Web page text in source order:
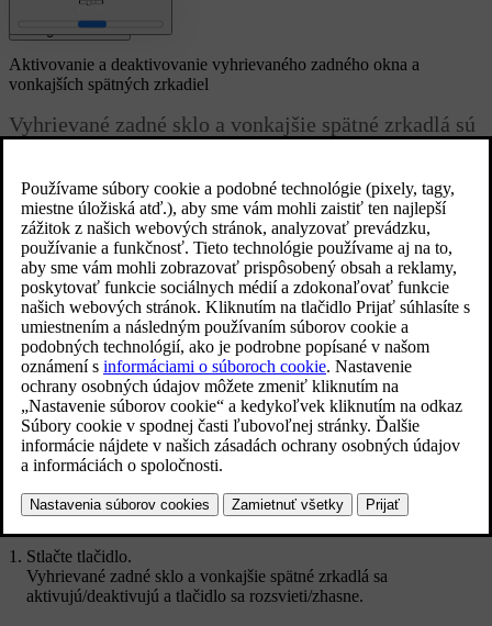
Zaregistrovať sa
Aktualizované 16. 03. 2023
Aktivovanie a deaktivovanie vyhrievaného zadného okna a
vonkajších spätných zrkadiel
Vyhrievané zadné sklo a vonkajšie spätné zrkadlá sú
Aktivovanie a deaktivovanie vyhrievaného zadného okna a
vonkajších spätných zrkadiel zo stredovej konzoly
Na stredovej konzole sa nachádza fyzické tlačidlo rýchleho prístupu
k vyhrievanému zadnému sklu a vonkajším spätným zrkadiel.
Fyzické tlačidlo v stredovej konzole.
Stlačte tlačidlo.
Vyhrievané zadné sklo a vonkajšie spätné zrkadlá sa
aktivujú/deaktivujú a tlačidlo sa rozsvieti/zhasne.